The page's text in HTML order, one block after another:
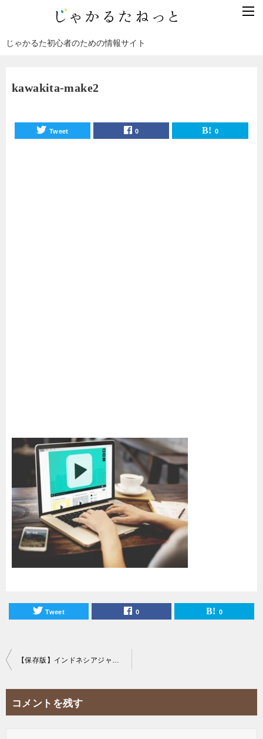
じゃかるた初心者のための情報サイト
kawakita-make2
Tweet 0 0
Tweet 0 0
投
【保存版】インドネシアジャカルタの面白い文化15選！
コメントを残す